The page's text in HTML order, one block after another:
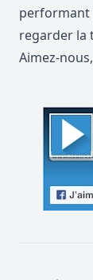
performant
regarder la
Aimez-